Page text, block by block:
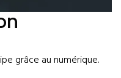
grâce au numérique.